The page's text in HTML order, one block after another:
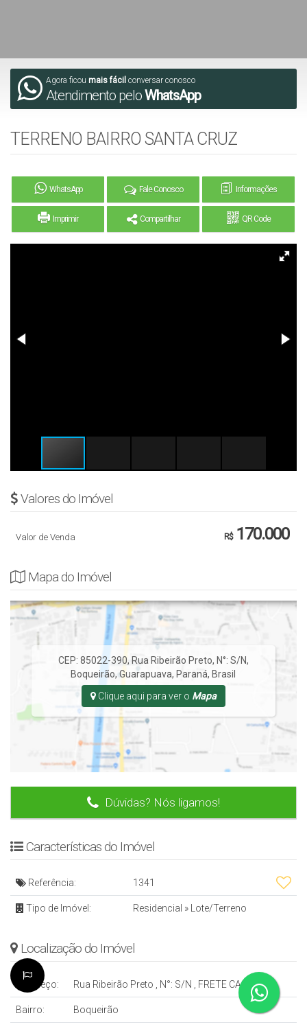
Agora ficou mais fácil conversar conosco
Atendimento peloWhatsApp
TERRENO BAIRRO SANTA CRUZ
WhatsApp Fale Conosco Informações
Imprimir Compartilhar QR Code
Valores do Imóvel
R$170.000
Valor de Venda
Mapa do Imóvel
CEP: 85022-390, Rua Ribeirão Preto, N°: S/N,
Boqueirão,Guarapuava, Paraná, Brasil
Clique aqui para ver o Mapa
Dúvidas? Nós ligamos!
Características do Imóvel
Referência: 1341
Tipo de Imóvel: Residencial » Lote/Terreno
Localização do Imóvel
Endereço: Rua Ribeirão Preto N°: S/N FRETE CASA 1891
Bairro: Boqueirão